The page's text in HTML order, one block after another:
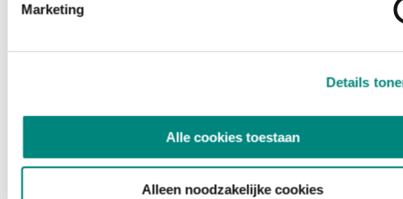
Marketing
Details
Alle cookies toestaan
Alleen noodzakelijke cookies